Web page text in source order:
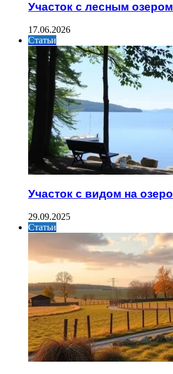
Участок с лесным озером
17.06.2026
Статьи
Участок с видом на озеро
29.09.2025
Статьи